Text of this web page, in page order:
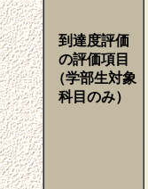
到達度評価
の評価項目
（学部生対象
科目のみ）